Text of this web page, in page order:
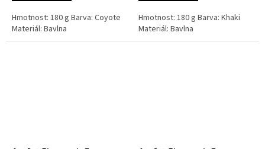
Hmotnost: 180 g Barva: Coyote
Materiál: Bavlna
Hmotnost: 180 g Barva: Khaki
Materiál: Bavlna